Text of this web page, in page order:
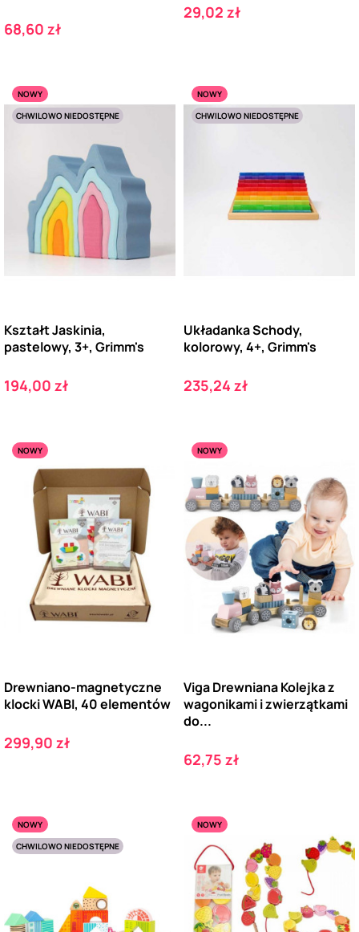
Cena
68,60 zł
Cena
29,02 zł
NOWY
CHWILOWO NIEDOSTĘPNE
Kształt Jaskinia,
pastelowy, 3+, Grimm's
Cena
194,00 zł
NOWY
CHWILOWO NIEDOSTĘPNE
Układanka Schody,
kolorowy, 4+, Grimm's
Cena
235,24 zł
NOWY
Drewniano-magnetyczne
klocki WABI, 40 elementów
Cena
299,90 zł
NOWY
Viga Drewniana Kolejka z
wagonikami i zwierzątkami
do...
Cena
62,75 zł
NOWY
CHWILOWO NIEDOSTĘPNE
NOWY